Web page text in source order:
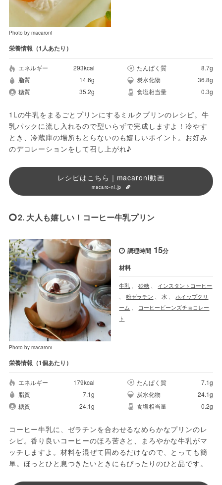
Photo by macaroni
栄養情報（1人あたり）
エネルギー 293kcal たんぱく質
8.7g
脂質
14.6g 炭水化物
36.8g
糖質
35.2g 食塩相当量 0.3g
1Lの牛乳をまるごとプリンにするミルクプリンのレシピ。牛
乳パックに流し入れるので型いらずで完成しますよ！冷やす
とき、冷蔵庫の場所もとらないのも嬉しいポイント。お好み
のデコレーションをして召し上がれ♪
レシピはこちら｜macaroni動画
macaro-ni.jp
2. 大人も嬉しい！コーヒー牛乳プリン
Photo by macaroni
調理時間 15分
材料
牛乳 、砂糖 、 インスタントコーヒー
、粉ゼラチン 、水 、ホイップクリ
ーム 、 コーヒービーンズチョコレー
ト
栄養情報（1個あたり）
エネルギー 179kcal たんぱく質
7.1g
脂質
7.1g 炭水化物
24.1g
糖質
24.1g 食塩相当量 0.2g
コーヒー牛乳に、ゼラチンを合わせるなめらかなプリンのレ
シピ。香り良いコーヒーのほろ苦さと、まろやかな牛乳がマ
ッチしますよ。材料を混ぜて固めるだけなので、とっても簡
単。ほっとひと息つきたいときにもぴったりのひと品です。